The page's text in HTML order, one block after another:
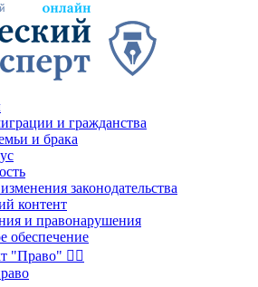
и гражданства
и брака
законодательства
контент
и правонарушения
обеспечение
"Право" 👮‍♂️